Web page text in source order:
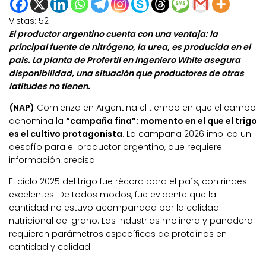
Vistas: 521
El productor argentino cuenta con una ventaja: la
principal fuente de nitrógeno, la urea, es producida en el
país. La planta de Profertil en Ingeniero White asegura
disponibilidad, una situación que productores de otras
latitudes no tienen.
(NAP) Comienza en Argentina el tiempo en que el campo
denomina la “campaña fina”: momento en el que el trigo
es el cultivo protagonista. La campaña 2026 implica un
desafío para el productor argentino, que requiere
información precisa.
El ciclo 2025 del trigo fue récord para el país, con rindes
excelentes. De todos modos, fue evidente que la
cantidad no estuvo acompañada por la calidad
nutricional del grano. Las industrias molinera y panadera
requieren parámetros específicos de proteínas en
cantidad y calidad.